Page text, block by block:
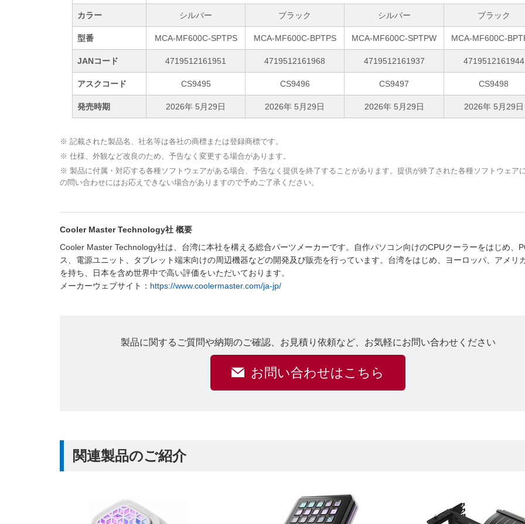
カラー シルバー ブラック シルバー ブラック
型番 MCA-MF600C-SPTPS MCA-MF600C-BPTPS MCA-MF600C-SPTPW MCA-MF600C-
JANコード 4719512161951 4719512161968 4719512161937 4719512161944
アスクコード CS9495 CS9496 CS9497 CS9498
発売時期 2026年 5月29日 2026年 5月29日 2026年 5月29日 2026年 5月29日
※ 記載された製品名、社名等は各社の商標または登録商標です。
※ 仕様、外観など改良のため、予告なく変更する場合があります。
※ 製品に付属・対応する各種ソフトウェアがある場合、予告なく提供を終了することがあります。提供が終了された各種ソフトウェア
の問い合わせにはお応えできない場合がありますので予めご了承ください。
Cooler Master Technology社 概要
Cooler Master Technology社は、台湾に本社を構える総合パーツメーカーです。自作パソコン向けのCPUクーラーをはじめ、
ス、電源ユニット、タブレット端末向けの周辺機器などの開発及び販売を行っています。台湾をはじめ、ヨーロッパ、アメリ
を持ち、日本を含め世界中で高い評価をいただいております。
メーカーウェブサイト： https://www.coolermaster.com/ja-jp/
製品に関するご質問や納期のご確認、お見積り依頼など、お気軽にお問い合わせください
お問い合わせはこちら
関連製品のご紹介